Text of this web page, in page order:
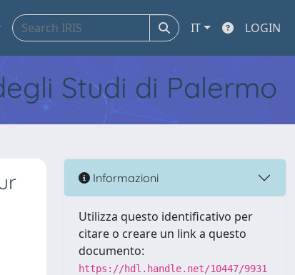
IT LOGIN
Studi di Palermo
Informazioni
Utilizza questo identificativo per
citare o creare un link a questo
documento:
https://hdl.handle.net/10447/9931